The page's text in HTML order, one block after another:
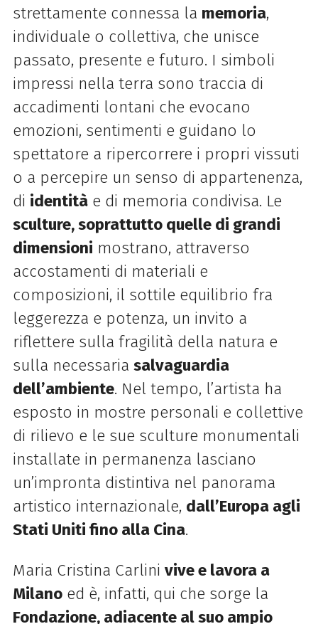
strettamente connessa la memoria,
individuale o collettiva, che unisce
passato, presente e futuro. I simboli
impressi nella terra sono traccia di
accadimenti lontani che evocano
emozioni, sentimenti e guidano lo
spettatore a ripercorrere i propri vissuti
o a percepire un senso di appartenenza,
di identitàe di memoria condivisa. Le
sculture, soprattutto quelle di grandi
dimensioni mostrano, attraverso
accostamenti di materiali e
composizioni, il sottile equilibrio fra
leggerezza e potenza, un invito a
riflettere sulla fragilità della natura e
sulla necessaria salvaguardia
dell’ambiente. Nel tempo, l’artista ha
esposto in mostre personali e collettive
di rilievo e le sue sculture monumentali
installate in permanenza lasciano
un’impronta distintiva nel panorama
artistico internazionale, dall’Europa agli
Stati Uniti fino alla Cina.
Maria Cristina Carlini vive e lavora a
Milanoed è, infatti, qui che sorge la
Fondazione, adiacente al suo ampio